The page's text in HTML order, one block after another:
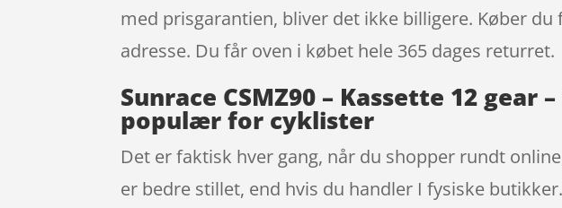
med prisgarantien, bliver det ikke billigere. Køber
adresse. Du får oven i købet hele 365 dages returret.
Sunrace CSMZ90 – Kassette 12 gear
populær for cyklister
Det er faktisk hver gang, når du shopper rundt
er bedre stillet, end hvis du handler I fysiske